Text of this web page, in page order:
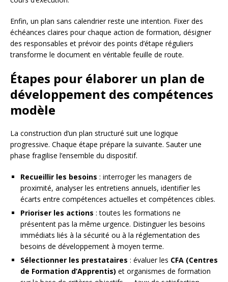
Enfin, un plan sans calendrier reste une intention. Fixer des
échéances claires pour chaque action de formation, désigner
des responsables et prévoir des points d’étape réguliers
transforme le document en véritable feuille de route.
Étapes pour élaborer un plan de
développement des compétences
modèle
La construction d’un plan structuré suit une logique
progressive. Chaque étape prépare la suivante. Sauter une
phase fragilise l’ensemble du dispositif.
Recueillir les besoins : interroger les managers de
proximité, analyser les entretiens annuels, identifier les
écarts entre compétences actuelles et compétences cibles.
Prioriser les actions : toutes les formations ne
présentent pas la même urgence. Distinguer les besoins
immédiats liés à la sécurité ou à la réglementation des
besoins de développement à moyen terme.
Sélectionner les prestataires : évaluer les CFA (Centres
de Formation d’Apprentis) et organismes de formation